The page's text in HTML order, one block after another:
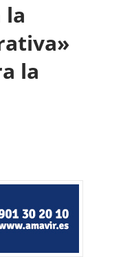
la
la